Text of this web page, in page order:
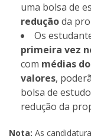
uma bolsa de
reduçãoda
Os
primeira vez
com médias
valores,
bolsa de
redução da
Nota: As